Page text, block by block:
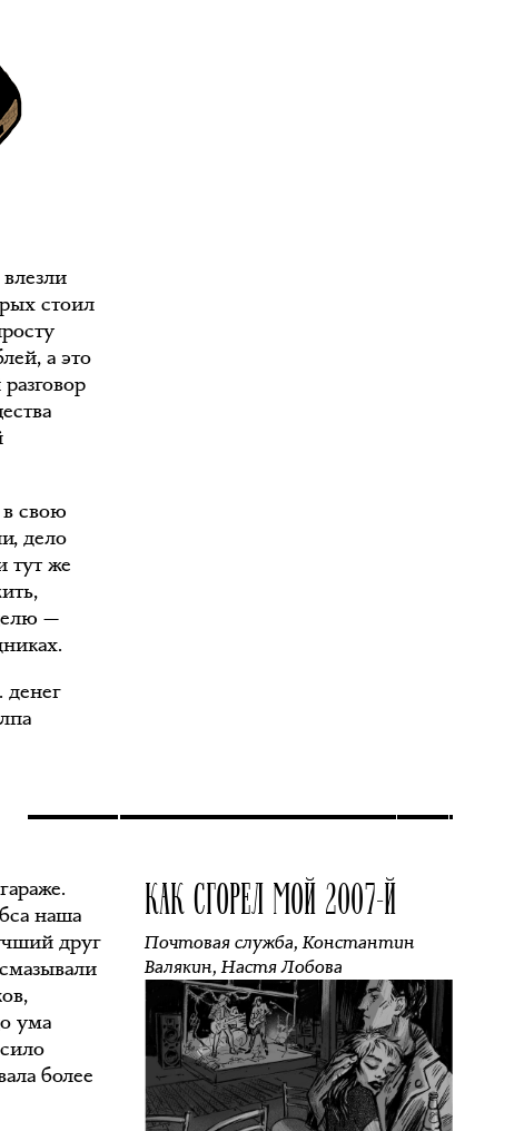
стоил
а это
в свою
дело
тут же
—
денег
наша
друг
ума
более
КАК СГОРЕЛ МОЙ 2007‑Й
Почтовая служба,Константин
Валякин,Настя Лобова